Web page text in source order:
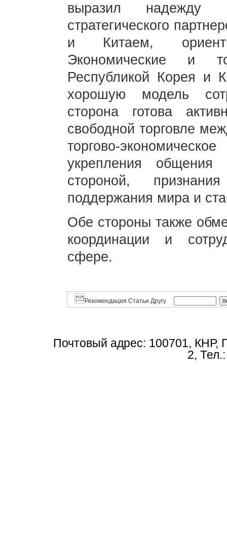
выразил надежду
стратегического
и Китаем,
Экономические и
Республикой Корея и
хорошую модель
сторона готова
свободной торговле
торгово-
укрепления общения
стороной,
поддержания мира и
Обе стороны также
координации и
сфере.
Рекомендация Статьи Другу
Почтовый адрес: 100701, КНР,
2,